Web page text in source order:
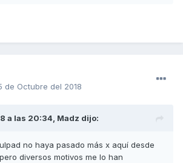
de Octubre del 2018
a las 20:34, Madz dijo:
no haya pasado más x aquí desde
diversos motivos me lo han